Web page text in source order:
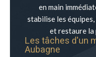
en main
stabilise les
et restaure la
Les tâches d'un
Aubagne